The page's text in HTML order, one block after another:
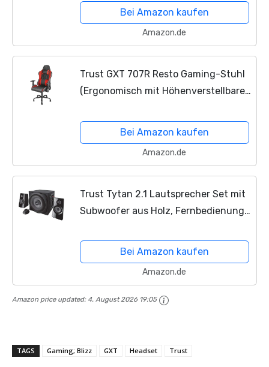
Bei Amazon kaufen
Amazon.de
Trust GXT 707R Resto Gaming-Stuhl
(Ergonomisch mit Höhenverstellbare
Bei Amazon kaufen
Amazon.de
Trust Tytan 2.1 Lautsprecher Set mit
Subwoofer aus Holz, Fernbedienung,
Smartphoneund Tablet, schwarz
Bei Amazon kaufen
Amazon.de
Amazon price updated: 4. August 2026 19:05
TAGS Gaming; Blizz GXT Headset Trust